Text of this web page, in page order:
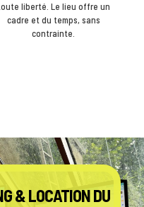
liberté. Le lieu offre un
cadre et du temps, sans
contrainte.
& LOCATION DU